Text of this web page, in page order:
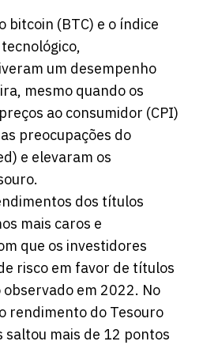
bitcoin (BTC) e o índice
um desempenho
mesmo quando os
ao consumidor (CPI)
preocupações do
e elevaram os
dos títulos
mais caros e
que os investidores
risco em favor de títulos
em 2022. No
rendimento do Tesouro
saltou mais de 12 pontos